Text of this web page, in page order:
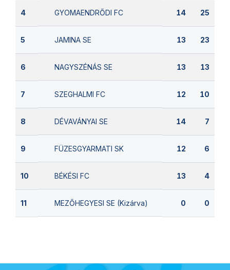
4 GYOMAENDRŐDI FC 14 25
5 JAMINA SE 13 23
6 NAGYSZÉNÁS SE 13 13
7 SZEGHALMI FC 12 10
8 DÉVAVÁNYAI SE 14 7
9 FÜZESGYARMATI SK 12 6
10 BÉKÉSI FC 13 4
11 MEZŐHEGYESI SE (Kizárva) 0 0